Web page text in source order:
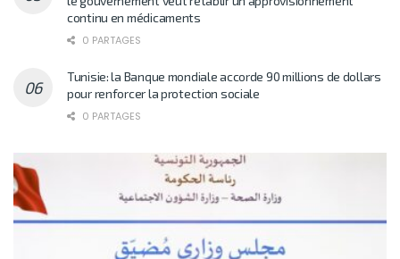
continu en médicaments
0 PARTAGES
Tunisie: la Banque mondiale accorde 90 millions de dollars
pour renforcer la protection sociale
0 PARTAGES